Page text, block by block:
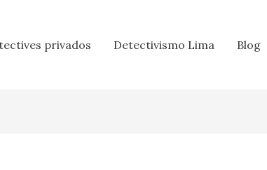
privados Detectivismo Lima Blog